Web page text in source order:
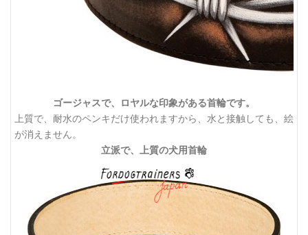
ゴージャスで、ロヤルな印象がある首輪です。
上質で、耐水のペンキだけ使われますから、水と接触しても、絵
が消えません。
立派で、上質の犬用首輪